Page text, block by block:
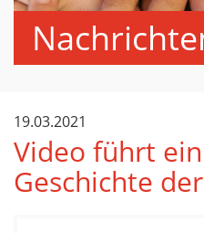
19.03.2021
Video führt
Geschichte